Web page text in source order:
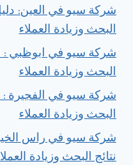
شركة سيو في العين:
البحث وزيادة العملاء
شركة سيو في ابوظبي :
البحث وزيادة العملاء
شركة سيو في الفجيرة :
البحث وزيادة العملاء
شركة سيو في راس
نتائج البحث وزيادة